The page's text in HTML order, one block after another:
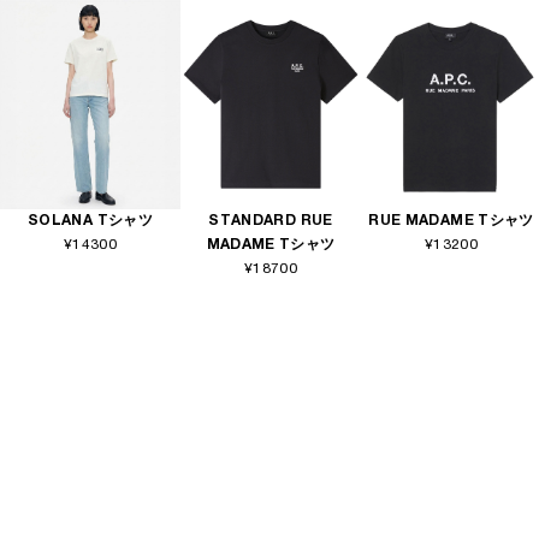
SOLANA Tシャツ
¥14300
STANDARD RUE
MADAME Tシャツ
¥18700
RUE MADAME Tシャツ
¥13200